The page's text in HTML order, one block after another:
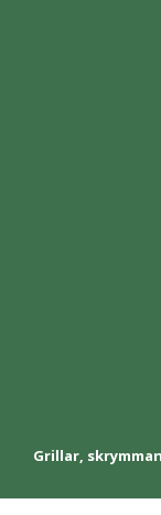
Grillar,